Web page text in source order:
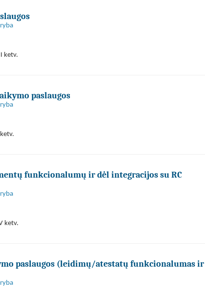
ketv.
paslaugos
funkcionalumų ir dėl integracijos su RC
ketv.
paslaugos (leidimų/atestatų funkcionalumas ir